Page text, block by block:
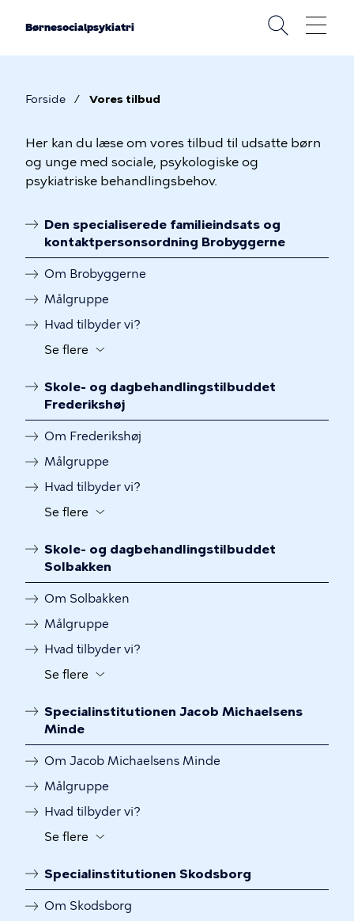
Børnesocialpsykiatri
Forside Vores tilbud
Vores
tilbud
Her kan du læse om vores tilbud til udsatte børn
og unge med sociale, psykologiske og
psykiatriske behandlingsbehov.
Linkoversigt
Den specialiserede familieindsats og
kontaktpersonsordning Brobyggerne
Om Brobyggerne
Målgruppe
Hvad tilbyder vi?
Se flere Knap
at
slå
til
og
fra
Skole- og dagbehandlingstilbuddet
Frederikshøj
Om Frederikshøj
Målgruppe
Hvad tilbyder vi?
Se flere Knap
at
slå
til
og
fra
Skole- og dagbehandlingstilbuddet
Solbakken
Om Solbakken
Målgruppe
Hvad tilbyder vi?
Se flere Knap
at
til
og
fra
Specialinstitutionen Jacob Michaelsens
Minde
Om Jacob Michaelsens Minde
Målgruppe
Hvad tilbyder vi?
Se flere Knap
at
slå
synligheden
Specialinstitutionen Skodsborg
Om Skodsborg